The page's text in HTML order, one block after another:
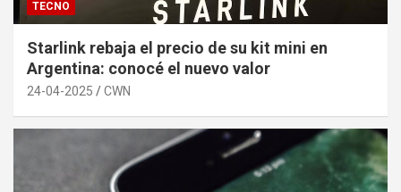
TECNO
Starlink rebaja el precio de su kit mini en
Argentina: conocé el nuevo valor
24-04-2025 CWN